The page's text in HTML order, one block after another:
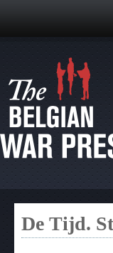
De Tijd.